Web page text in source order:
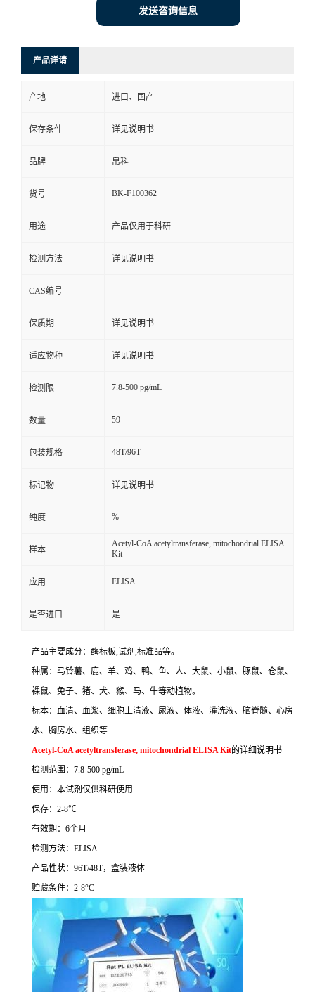
发送咨询信息
产品详请
产地 进口、国产
保存条件 详见说明书
品牌 帛科
货号 BK-F100362
用途 产品仅用于科研
检测方法 详见说明书
CAS编号
保质期 详见说明书
适应物种 详见说明书
检测限 7.8-500 pg/mL
数量 59
包装规格 48T/96T
标记物 详见说明书
纯度 %
样本
Acetyl-CoA acetyltransferase, mitochondrial ELISA
Kit
应用 ELISA
是否进口 是
产品主要成分：酶标板,试剂 ,标准品等。
种属：马铃薯、鹿、羊、鸡、鸭、鱼、人、大鼠、小鼠、豚鼠、仓鼠、
裸鼠、兔子、猪、犬、猴、马、牛等动植物。
标本：血清、血浆、细胞上清液、尿液、体液、灌洗液、脑脊髓、心房
水、胸房水、组织等
Acetyl-CoA acetyltransferase, mitochondrial ELISA Kit的详细说明书
检测范围： 7.8-500 pg/mL
使用：本试剂仅供科研使用
保存： 2-8℃
有效期： 6个月
检测方法： ELISA
产品性状： 96T/48T，盒装液体
贮藏条件： 2-8°C